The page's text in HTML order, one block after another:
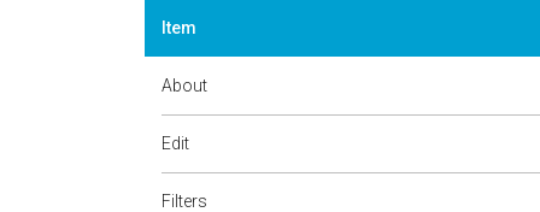
Item
About
Edit
Filters